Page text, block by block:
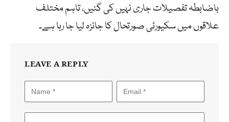
باضابطہ تفصیلات جاری نہیں کی گئیں، تاہم مختلف
علاقوں میں سکیورٹی صورتحال کا جائزہ لیا جا رہا ہے۔
LEAVE A REPLY